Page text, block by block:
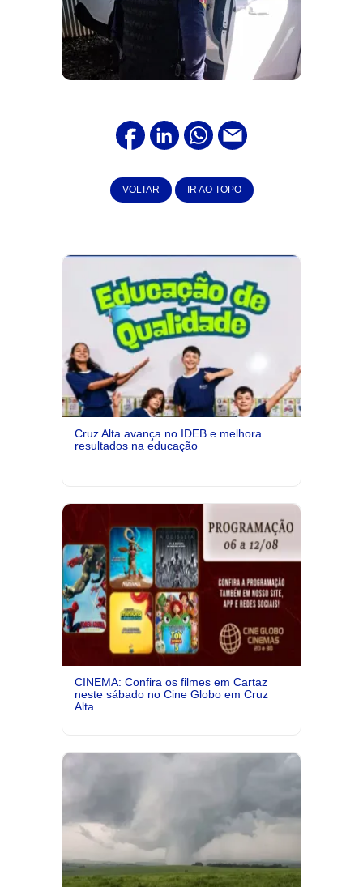
VOLTAR IR AO TOPO
Cruz Alta avança no IDEB e melhora
resultados na educação
CINEMA: Confira os filmes em Cartaz
neste sábado no Cine Globo em Cruz
Alta